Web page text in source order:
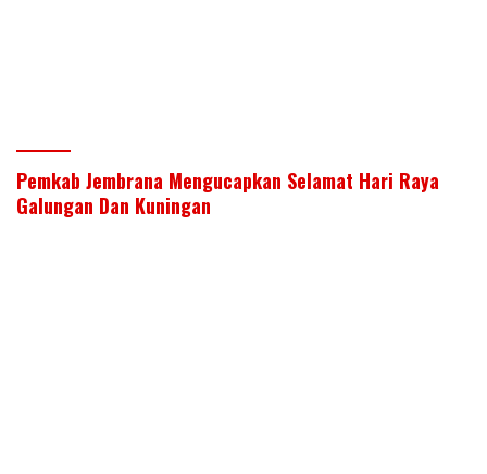
Pemkab Jembrana Mengucapkan Selamat Hari Raya
Galungan Dan Kuningan